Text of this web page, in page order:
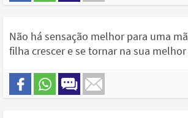
Não há sensação melhor para uma
filha crescer e se tornar na sua